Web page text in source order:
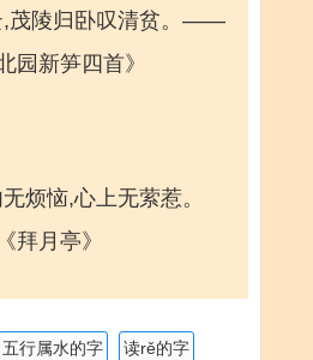
,茂陵归卧叹清贫。——
园新笋四首》
烦恼,心上无萦惹。
月亭》
五行属水的字 读rě的字